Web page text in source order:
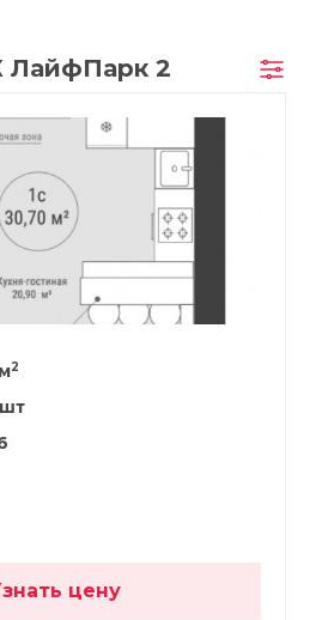
ЛайфПарк 2
2
цену